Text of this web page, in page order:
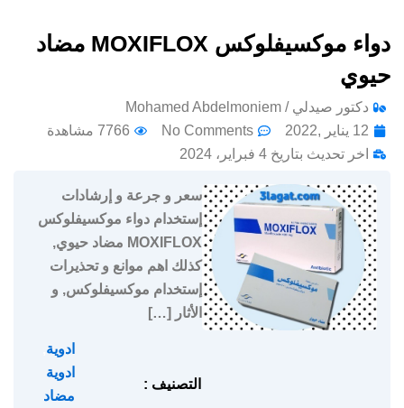
دواء موكسيفلوكس MOXIFLOX مضاد
حيوي
دكتور صيدلي / Mohamed Abdelmoniem
12 يناير ,2022
No Comments
7766 مشاهدة
اخر تحديث بتاريخ 4 فبراير، 2024
سعر و جرعة و إرشادات
إستخدام دواء موكسيفلوكس
MOXIFLOX مضاد حيوي,
كذلك اهم موانع و تحذيرات
إستخدام موكسيفلوكس, و
الأثار […]
التصنيف :
ادوية
ادوية
مضاد